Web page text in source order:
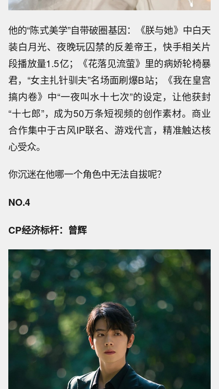
他的“陈式美学”自带破圈基因：《朕与她》中白天
装白月光、夜晚玩囚禁的反差帝王，快手相关片
段播放量1.5亿；《花落见流萤》里的病娇轮椅暴
君，“女主扎针驯夫”名场面刷爆B站；《我在皇宫
搞内卷》中“一夜叫水十七次”的设定，让他获封
“十七郎”，成为50万条短视频的创作素材。商业
合作集中于古风IP联名、游戏代言，精准触达核
心受众。
你沉迷在他哪一个角色中无法自拔呢？
NO.4
CP经济标杆：曾辉